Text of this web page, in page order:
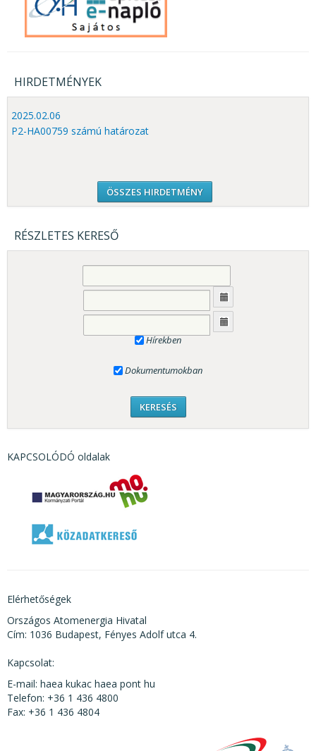
HIRDETMÉNYEK
2025.02.06
P2-HA00759 számú határozat
ÖSSZES HIRDETMÉNY
RÉSZLETES KERESŐ
Hírekben
Dokumentumokban
KAPCSOLÓDÓ oldalak
Elérhetőségek
Országos Atomenergia Hivatal
Cím: 1036 Budapest, Fényes Adolf utca 4.
Kapcsolat:
E-mail: haea kukac haea pont hu
Telefon: +36 1 436 4800
Fax: +36 1 436 4804